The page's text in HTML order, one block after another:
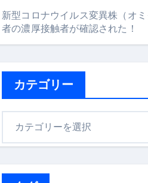
目的別に失敗しない
新型コロナウイルス変異株（オ
者の濃厚接触者が確認された！
カテゴリー